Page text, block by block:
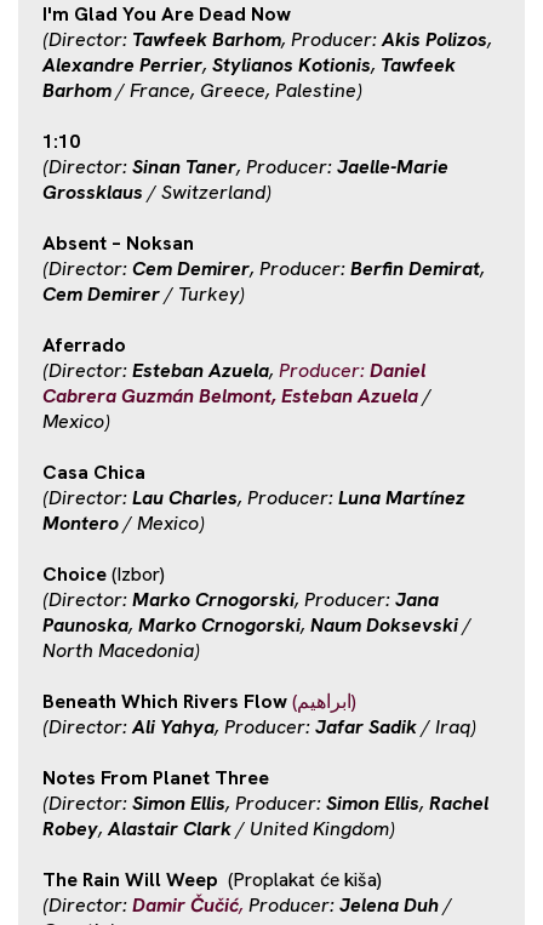
I'm Glad You Are Dead Now
(Director: Tawfeek Barhom, Producer:Akis Polizos,
Alexandre Perrier, Stylianos Kotionis, Tawfeek
Barhom/ France, Greece, Palestine)
1:10
(Director:Sinan Taner, Producer:Jaelle-Marie
Grossklaus / Switzerland)
Absent – Noksan
(Director:Cem Demirer, Producer:Berfin Demirat,
Cem Demirer/ Turkey)
Aferrado
(Director:Esteban Azuela, Producer:Daniel
Cabrera Guzmán Belmont, Esteban Azuela/
Mexico)
Casa Chica
(Director:Lau Charles, Producer:Luna Martínez
Montero/ Mexico)
Choice(Izbor)
(Director:Marko Crnogorski, Producer:Jana
Paunoska, Marko Crnogorski, Naum Doksevski/
North Macedonia)
Beneath Which Rivers Flow
(ابراهيم)
(Director:Ali Yahya, Producer:Jafar Sadik/ Iraq)
Notes From Planet Three
(Director:Simon Ellis, Producer:Simon Ellis, Rachel
Robey,Alastair Clark/ United Kingdom)
The Rain Will Weep (Proplakat će kiša)
(Director:Damir Čučić, Producer:Jelena Duh/